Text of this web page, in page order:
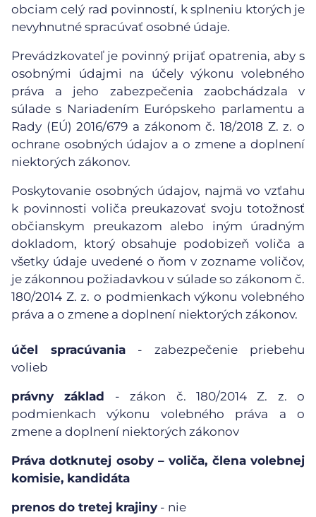
obciam celý rad povinností, k splneniu ktorých je
nevyhnutné spracúvať osobné údaje.
Prevádzkovateľ je povinný prijať opatrenia, aby s
osobnými údajmi na účely výkonu volebného
práva a jeho zabezpečenia zaobchádzala v
súlade s Nariadením Európskeho parlamentu a
Rady (EÚ) 2016/679 a zákonom č. 18/2018 Z. z. o
ochrane osobných údajov a o zmene a doplnení
niektorých zákonov.
Poskytovanie osobných údajov, najmä vo vzťahu
k povinnosti voliča preukazovať svoju totožnosť
občianskym preukazom alebo iným úradným
dokladom, ktorý obsahuje podobizeň voliča a
všetky údaje uvedené o ňom v zozname voličov,
je zákonnou požiadavkou v súlade so zákonom č.
180/2014 Z. z. o podmienkach výkonu volebného
práva a o zmene a doplnení niektorých zákonov.
účel spracúvania - zabezpečenie priebehu
volieb
právny základ - zákon č. 180/2014 Z. z. o
podmienkach výkonu volebného práva a o
zmene a doplnení niektorých zákonov
Práva dotknutej osoby – voliča, člena volebnej
komisie, kandidáta
prenos do tretej krajiny - nie